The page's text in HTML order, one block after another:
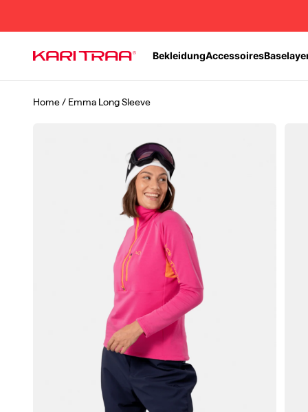
BekleidungAccessoires
Kari Traa
Home/ Emma Long Sleeve